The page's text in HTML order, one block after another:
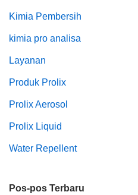
Kimia Pembersih
kimia pro analisa
Layanan
Produk Prolix
Prolix Aerosol
Prolix Liquid
Water Repellent
Pos-pos Terbaru